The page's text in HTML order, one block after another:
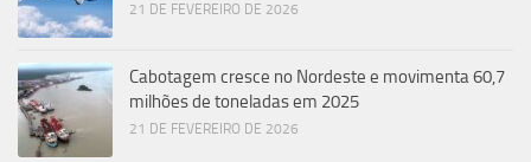
21 DE FEVEREIRO DE 2026
Cabotagem cresce no Nordeste e movimenta 60,7
milhões de toneladas em 2025
21 DE FEVEREIRO DE 2026